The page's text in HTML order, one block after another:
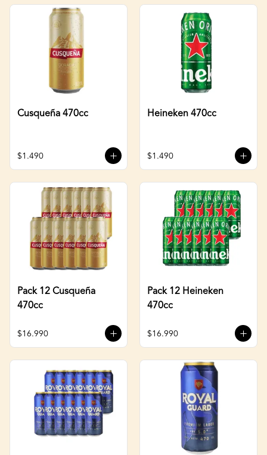
Cusqueña 470cc
$1.490
Heineken 470cc
$1.490
Pack 12 Cusqueña
470cc
$16.990
Pack 12 Heineken
470cc
$16.990